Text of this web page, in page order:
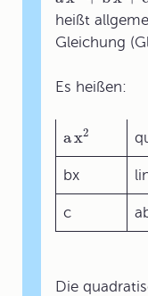
heißt
Gleichung
Es heißen:
ax2
bx
c
Die